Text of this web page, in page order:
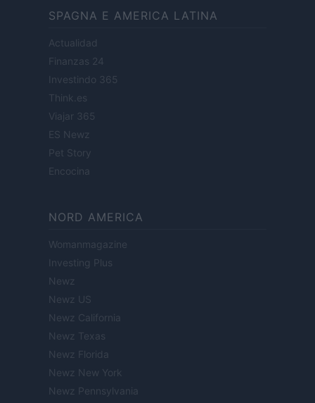
SPAGNA E AMERICA LATINA
Actualidad
Finanzas 24
Investindo 365
Think.es
Viajar 365
ES Newz
Pet Story
Encocina
NORD AMERICA
Womanmagazine
Investing Plus
Newz
Newz US
Newz California
Newz Texas
Newz Florida
Newz New York
Newz Pennsylvania